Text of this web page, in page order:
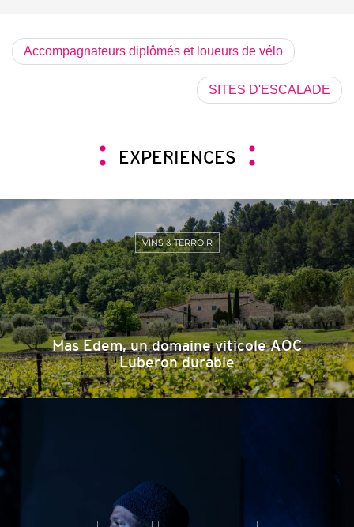
Accompagnateurs diplômés et loueurs de vélo
SITES D'ESCALADE
EXPERIENCES
Mas Edem, un domaine viticole AOC
Luberon durable
VINS & TERROIR